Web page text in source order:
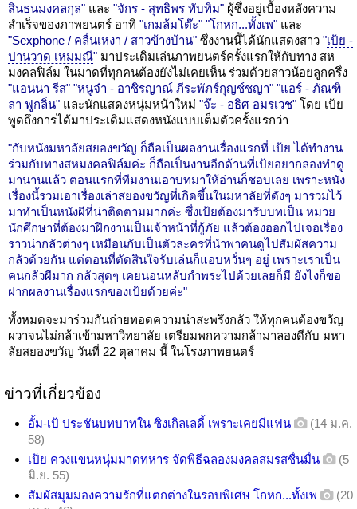
สินธนมงคลกุล" และ "จักร - สุทธิพร ทับทิม" ผู้ซึ่งอยู่เบื้องหลังความ
สำเร็จของภาพยนตร์ อาทิ "เกมล้มโต๊ะ" "โกหก...ทั้งเพ" และ
"Sexphone / คลื่นเหงา / สาวข้างบ้าน" ซึ่งงานนี้ได้นักแสดงสาว "เป้ย -
ปานวาด เหมมณี" มาประเดิมเล่นภาพยนตร์ครั้งแรกให้กับทาง สห
มงคลฟิล์ม ในมาดที่ทุกคนต้องยังไม่เคยเห็น ร่วมด้วยสาวน้อยลูกครึ่ง
"แอนนา รีส" "หนูจ๋า - อาชิรญาณ์ ภีระพัภร์กุญช์ชญา" "แอร์ - ภัณฑิ
ลา ฟูกลิ่น" และนักแสดงหนุ่มหน้าใหม่ "จ๊ะ - อธิศ อมรเวช" โดย เป้ย
พูดถึงการได้มาประเดิมแสดงหนังแบบเต็มตัวครั้งแรกว่า
"กับหนังมหาลัยสยองขวัญ ก็ถือเป็นผลงานเรื่องแรกที่ เป้ย ได้ทำงาน
ร่วมกับทางสหมงคลฟิล์มค่ะ ก็ถือเป็นงานอีกด้านที่เป้ยอยากลองทำดู
มานานแล้ว ตอนแรกที่ทีมงานเอาบทมาให้อ่านก็ชอบเลย เพราะหนัง
เรื่องนี้รวมเอาเรื่องเล่าสยองขวัญที่เกิดขึ้นในมหาลัยที่ดังๆ มารวมไว้
มาทำเป็นหนังผีที่น่าติดตามมากค่ะ ซึ่งเป้ยต้องมารับบทเป็น หมวย
นักศึกษาที่ต้องมาฝึกงานเป็นเจ้าหน้าที่กู้ภัย แล้วต้องออกไปเจอเรื่อง
ราวน่ากลัวต่างๆ เหมือนกับเป็นตัวละครที่นำพาคนดูไปสัมผัสความ
กลัวด้วยกัน แต่ตอนที่ตัดสินใจรับเล่นก็แอบหวั่นๆ อยู่ เพราะเราเป็น
คนกลัวผีมาก กลัวสุดๆ เคยนอนหลับกำพระไปด้วยเลยก็มี ยังไงก็ขอ
ฝากผลงานเรื่องแรกของเป้ยด้วยค่ะ"
ทั้งหมดจะมาร่วมกันถ่ายทอดความน่าสะพรึงกลัว ให้ทุกคนต้องขวัญ
ผวาจนไม่กล้าเข้ามหาวิทยาลัย เตรียมพกความกล้ามาลองดีกับ มหา
ลัยสยองขวัญ วันที่ 22 ตุลาคม นี้ ในโรงภาพยนตร์
ข่าวที่เกี่ยวข้อง
อั้ม-เป้ ประชันบทบาทใน ซิงเกิลเลดี้ เพราะเคยมีแฟน
(14 ม.ค.
58)
เป้ย ควงแขนหนุ่มมาดทหาร จัดพิธีฉลองมงคลสมรสชื่นมื่น
(5
มิ.ย. 55)
สัมผัสมุมมองความรักที่แตกต่างในรอบพิเศษ โกหก...ทั้งเพ
(20